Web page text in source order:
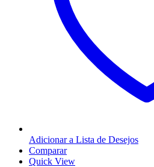
Adicionar a Lista de Desejos
Comparar
Quick View